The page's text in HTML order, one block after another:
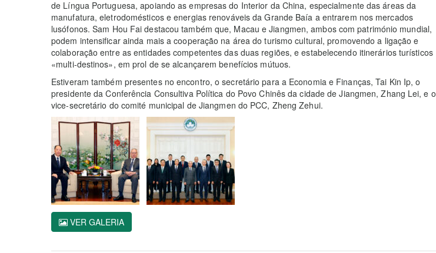
de Língua Portuguesa, apoiando as empresas do Interior da China, especialmente das áreas da
manufatura, eletrodomésticos e energias renováveis da Grande Baía a entrarem nos mercados
lusófonos. Sam Hou Fai destacou também que, Macau e Jiangmen, ambos com património mundial,
podem intensificar ainda mais a cooperação na área do turismo cultural, promovendo a ligação e
colaboração entre as entidades competentes das duas regiões, e estabelecendo itinerários turísticos
«multi-destinos», em prol de se alcançarem benefícios mútuos.
Estiveram também presentes no encontro, o secretário para a Economia e Finanças, Tai Kin Ip, o
presidente da Conferência Consultiva Política do Povo Chinês da cidade de Jiangmen, Zhang Lei, e o
vice-secretário do comité municipal de Jiangmen do PCC, Zheng Zehui.
VER GALERIA